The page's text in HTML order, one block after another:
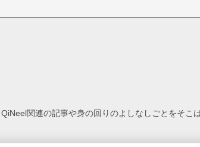
関連の記事や身の回りのよしなしごとをそこ